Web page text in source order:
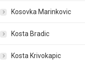
Kosovka Marinkovic
Kosta Bradic
Kosta Krivokapic